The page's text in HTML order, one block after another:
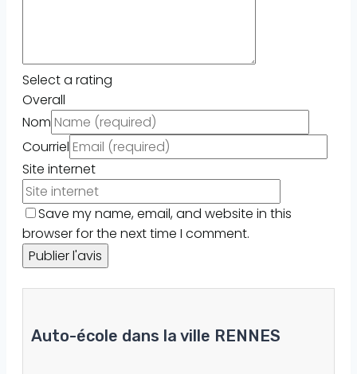
Select a rating
Overall
Nom
Courriel
Site internet
Save my name, email, and website in this
browser for the next time I comment.
Auto-école dans la ville RENNES